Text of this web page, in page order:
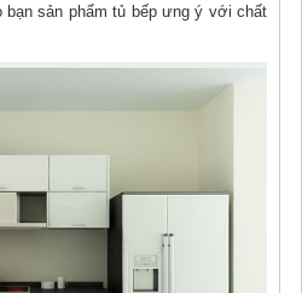
sản phẩm tủ bếp ưng ý với chất